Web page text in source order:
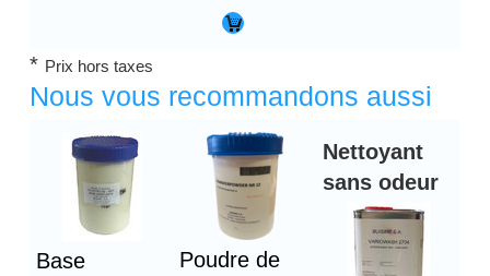
* Prix hors taxes
Nous vous recommandons aussi
Base
Poudre de
Nettoyant
sans odeur